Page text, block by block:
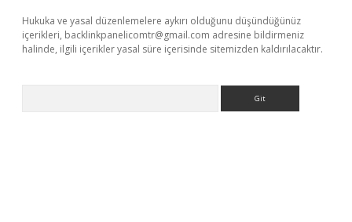
Hukuka ve yasal düzenlemelere aykırı olduğunu düşündüğünüz
içerikleri, backlinkpanelicomtr@gmail.com adresine bildirmeniz
halinde, ilgili içerikler yasal süre içerisinde sitemizden kaldırılacaktır.